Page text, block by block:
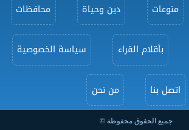
منوعات دين وحياة محافظات
بأقلام القراء سياسة الخصوصية
اتصل بنا من نحن
جميع الحقوق محفوظة ©